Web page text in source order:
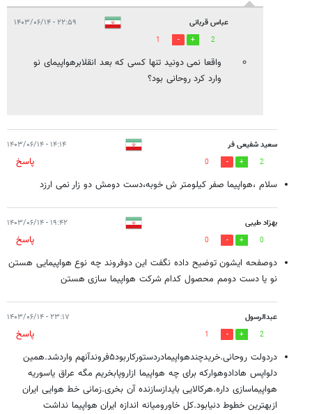
عباس قربانی ۲۲:۵۹ - ۱۴۰۳/۰۶/۱۴
2
1
واقعا نمی دونید تنها کسی که بعد انقلابرهواپیمای نو
وارد کرد روحانی بود؟
سعید شفیعی فر ۱۴:۱۴ - ۱۴۰۳/۰۶/۱۴
2
0
پاسخ
سلام ،هواپیما صفر کیلومتر ش خوبه،دست دومش دو زار نمی ارزد
بهزاد طیبی ۱۹:۴۲ - ۱۴۰۳/۰۶/۱۴
0
0
پاسخ
دوصفحه ایشون توضیح داده نگفت این دوفروند چه نوع هواپیمایی هستن
نو یا دست دومم محصول کدام شرکت هواپیما سازی هستن
عبدالرسول ۲۳:۱۷ - ۱۴۰۳/۰۶/۱۴
2
1
پاسخ
دردولت روحانی.خریدچندهواپیمادردستورکاربود۵فروندآنهم واردشد.همین
دلواپس هادادوهوارکه برای چه هواپیما ازاروپابخریم مگه عراق یاسوریه
هواپیماسازی داره.هرکالایی بایدازسازنده آن بخری.زمانی خط هوایی ایران
ازبهترین خطوط دنیابود.کل خاورومیانه اندازه ایران هواپیما نداشت